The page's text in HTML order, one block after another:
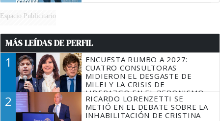
Espacio Publicitario
MÁS LEÍDAS DE PERFIL
1
ENCUESTA RUMBO A 2027:
CUATRO CONSULTORAS
MIDIERON EL DESGASTE DE
MILEI Y LA CRISIS DE
LIDERAZGO EN EL PERONISMO
2
RICARDO LORENZETTI SE
METIÓ EN EL DEBATE SOBRE LA
INHABILITACIÓN DE CRISTINA